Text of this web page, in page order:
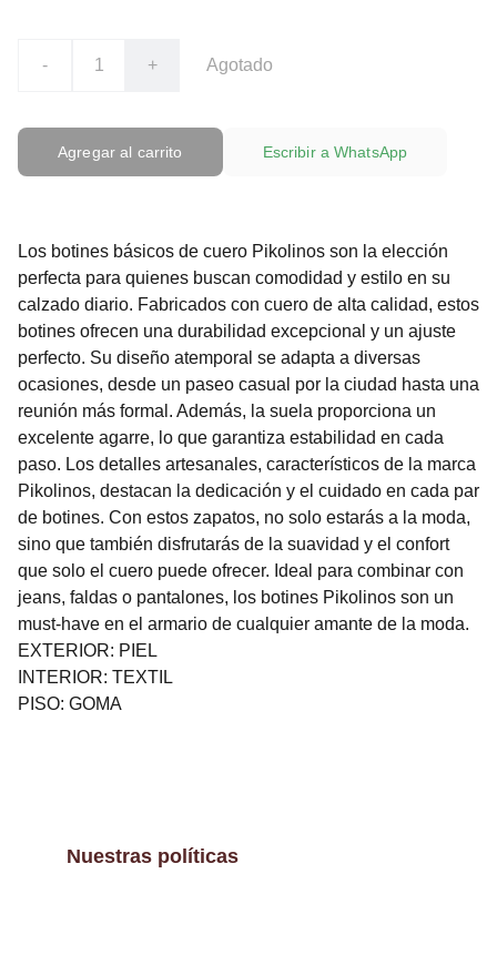
- + Agotado
Agregar al carrito Escribir a WhatsApp
Los botines básicos de cuero Pikolinos son la elección
perfecta para quienes buscan comodidad y estilo en su
calzado diario. Fabricados con cuero de alta calidad, estos
botines ofrecen una durabilidad excepcional y un ajuste
perfecto. Su diseño atemporal se adapta a diversas
ocasiones, desde un paseo casual por la ciudad hasta una
reunión más formal. Además, la suela proporciona un
excelente agarre, lo que garantiza estabilidad en cada
paso. Los detalles artesanales, característicos de la marca
Pikolinos, destacan la dedicación y el cuidado en cada par
de botines. Con estos zapatos, no solo estarás a la moda,
sino que también disfrutarás de la suavidad y el confort
que solo el cuero puede ofrecer. Ideal para combinar con
jeans, faldas o pantalones, los botines Pikolinos son un
must-have en el armario de cualquier amante de la moda.
EXTERIOR: PIEL
INTERIOR: TEXTIL
PISO: GOMA
Nuestras políticas